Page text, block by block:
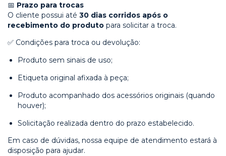
📅 Prazo para trocas
O cliente possui até 30 dias corridos após o
recebimento do produto para solicitar a troca.
✅ Condições para troca ou devolução:
Produto sem sinais de uso;
Etiqueta original afixada à peça;
Produto acompanhado dos acessórios originais (quando
houver);
Solicitação realizada dentro do prazo estabelecido.
Em caso de dúvidas, nossa equipe de atendimento estará à
disposição para ajudar.